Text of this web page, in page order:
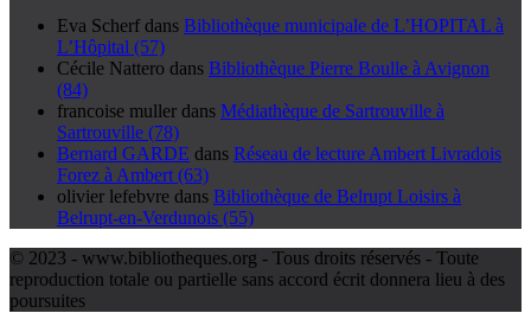
Eva Scherf dans Bibliothèque municipale de L’HOPITAL à
L’Hôpital (57)
Cécile Nattero dans Bibliothèque Pierre Boulle à Avignon
(84)
francoise muller dans Médiathèque de Sartrouville à
Sartrouville (78)
Bernard GARDE dans Réseau de lecture Ambert Livradois
Forez à Ambert (63)
olivier lefebvre dans Bibliothèque de Belrupt Loisirs à
Belrupt-en-Verdunois (55)
© 2023 - www.bibliotheques.org - Tous droits réservés - Toute
reproduction totale ou partielle sans accord écrit donnera lieu à des
poursuites